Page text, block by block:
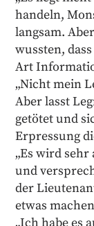
handeln,
langsam.
wussten,
Art
„Nicht mein
Aber lasst
getötet und
Erpressung
„Es wird
und
der
etwas